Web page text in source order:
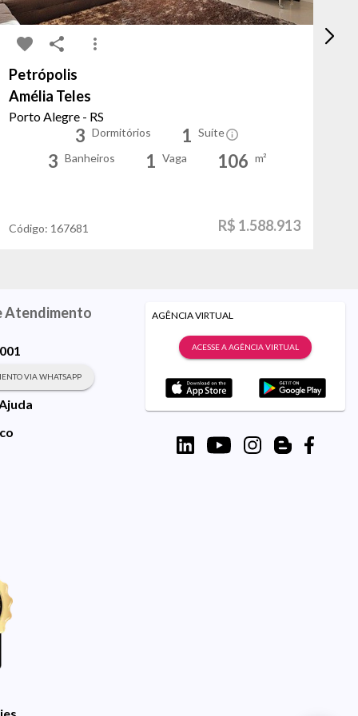
Petrópolis
Amélia Teles
Porto Alegre - RS
3 Dormitórios 1 Suíte
3 Banheiros 1 Vaga 106 m²
Código: 167681 R$ 1.588.913
Atendimento
VIA WHATSAPP
AGÊNCIA VIRTUAL
ACESSE A AGÊNCIA VIRTUAL